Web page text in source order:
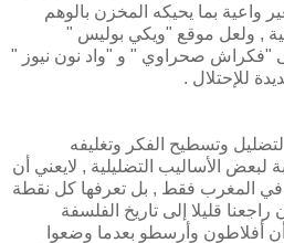
واعية بما يحيكه المخزن بالوهم
, ولعل موقع "ويكي بوليس "
"فكراش صحراوي " و "واد نون نيوز "
للإحتلال .
وتسطيح الفكر وتغليفه
لبعض الأساليب التضليلية , لايعني أن
في المغرب فقط , بل تعرفها كل نقطة
قليلا إلى تاريخ الفلسفة
أفلاطون وأرسطو بعدما وضعوا